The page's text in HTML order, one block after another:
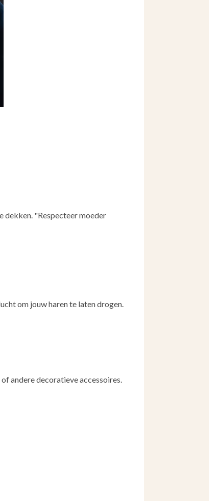
dekken. "Respecteer moeder
om jouw haren te laten drogen.
andere decoratieve accessoires.